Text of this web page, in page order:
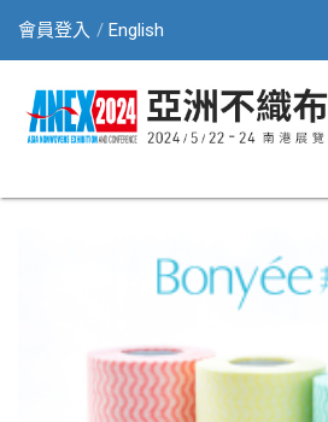
會員登入 English